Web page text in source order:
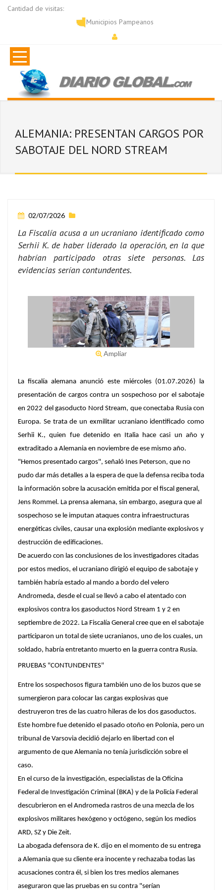
Cantidad de visitas:
Municipios Pampeanos
ALEMANIA: PRESENTAN CARGOS POR
SABOTAJE DEL NORD STREAM
02/07/2026
La Fiscalía acusa a un ucraniano identificado como
Serhii K. de haber liderado la operación, en la que
habrían participado otras siete personas. Las
evidencias serían contundentes.
Ampliar
La fiscalía alemana anunció este miércoles (01.07.2026) la
presentación de cargos contra un sospechoso por el sabotaje
en 2022 del gasoducto Nord Stream, que conectaba Rusia con
Europa. Se trata de un exmilitar ucraniano identificado como
Serhii K., quien fue detenido en Italia hace casi un año y
extraditado a Alemania en noviembre de ese mismo año.
"Hemos presentado cargos", señaló Ines Peterson, que no
pudo dar más detalles a la espera de que la defensa reciba toda
la información sobre la acusación emitida por el fiscal general,
Jens Rommel. La prensa alemana, sin embargo, asegura que al
sospechoso se le imputan ataques contra infraestructuras
energéticas civiles, causar una explosión mediante explosivos y
destrucción de edificaciones.
De acuerdo con las conclusiones de los investigadores citadas
por estos medios, el ucraniano dirigió el equipo de sabotaje y
también habría estado al mando a bordo del velero
Andromeda, desde el cual se llevó a cabo el atentado con
explosivos contra los gasoductos Nord Stream 1 y 2 en
septiembre de 2022. La Fiscalía General cree que en el sabotaje
participaron un total de siete ucranianos, uno de los cuales, un
soldado, habría entretanto muerto en la guerra contra Rusia.
PRUEBAS "CONTUNDENTES"
Entre los sospechosos figura también uno de los buzos que se
sumergieron para colocar las cargas explosivas que
destruyeron tres de las cuatro hileras de los dos gasoductos.
Este hombre fue detenido el pasado otoño en Polonia, pero un
tribunal de Varsovia decidió dejarlo en libertad con el
argumento de que Alemania no tenía jurisdicción sobre el
caso.
En el curso de la investigación, especialistas de la Oficina
Federal de Investigación Criminal (BKA) y de la Policía Federal
descubrieron en el Andromeda rastros de una mezcla de los
explosivos militares hexógeno y octógeno, según los medios
ARD, SZ y Die Zeit.
La abogada defensora de K. dijo en el momento de su entrega
a Alemania que su cliente era inocente y rechazaba todas las
acusaciones contra él, si bien los tres medios alemanes
aseguraron que las pruebas en su contra "serían